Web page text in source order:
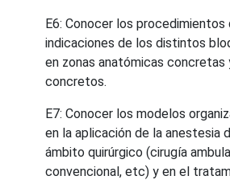
E6: Conocer los procedimientos
indicaciones de los distintos
en zonas anatómicas
concretos.
E7: Conocer los modelos
en la aplicación de la anestesia
ámbito quirúrgico (cirugía
convencional, etc) y en el